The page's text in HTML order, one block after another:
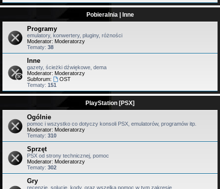
Pobieralnia | Inne
Programy
emulatory, konwertery, pluginy, różności
Moderator: Moderatorzy
Tematy: 38
Inne
gazety, ścieżki dźwiękowe, dema
Moderator: Moderatorzy
Subforum:
OST
Tematy: 151
PlayStation [PSX]
Ogólnie
pomoc i wszystko co dotyczy konsoli PSX, emulatorów, programów itp.
Moderator: Moderatorzy
Tematy: 310
Sprzęt
PSX od strony technicznej, pomoc
Moderator: Moderatorzy
Tematy: 302
Gry
recenzje, solucje, kody, oraz wszelka pomoc w tym zakresie